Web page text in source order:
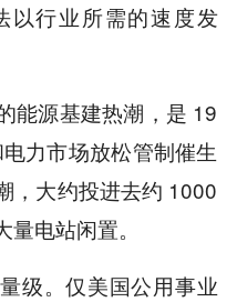
以行业所需的速度发
能源基建热潮，是 19
力市场放松管制催生
，大约投进去约 1000
电站闲置。
级。仅美国公用事业